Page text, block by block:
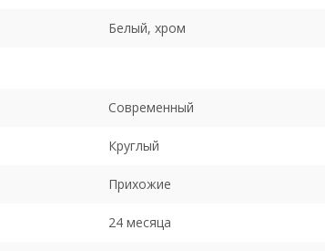
Белый, хром
Современный
Круглый
Прихожие
24 месяца